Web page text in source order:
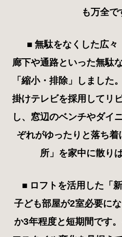
も万全で
■ 無駄をなくした広々
廊下や通路といった無駄
「縮小・排除」しました
掛けテレビを採用してリ
し、窓辺のベンチやダイ
ぞれがゆったりと落ち
所」を家中に散り
■ ロフトを活用した「
子ども部屋が2室必要に
か3年程度と短期間です